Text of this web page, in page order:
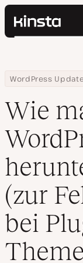
Kinsta®
Preise
Kontakt
Suchen
Home
Ressourcen Center
WordPress
Wie man seine
Wie
(zur
bei